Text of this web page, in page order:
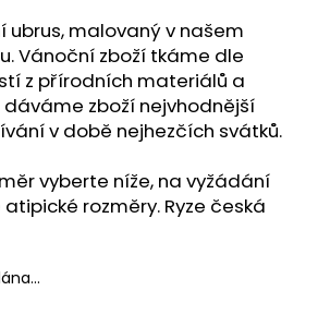
ubrus, malovaný v našem
Vánoční zboží tkáme dle
z přírodních materiálů a
zboží nejvhodnější
v době nejhezčích svátků.
vyberte níže, na vyžádání
rozměry. Ryze česká
HLEDAT